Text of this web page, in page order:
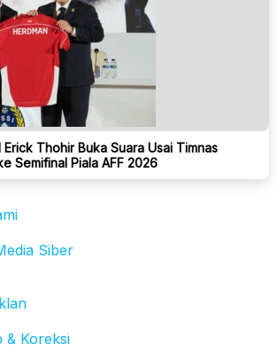
Erick Thohir Buka Suara Usai Timnas
Semifinal Piala AFF 2026
Siber
& Koreksi